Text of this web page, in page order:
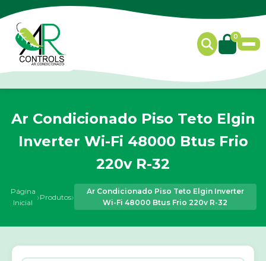
0
Ar Condicionado Piso Teto Elgin
Inverter Wi-Fi 48000 Btus Frio
220v R-32
Página
Inicial ›Produtos›
Ar Condicionado Piso Teto Elgin Inverter
Wi-Fi 48000 Btus Frio 220v R-32